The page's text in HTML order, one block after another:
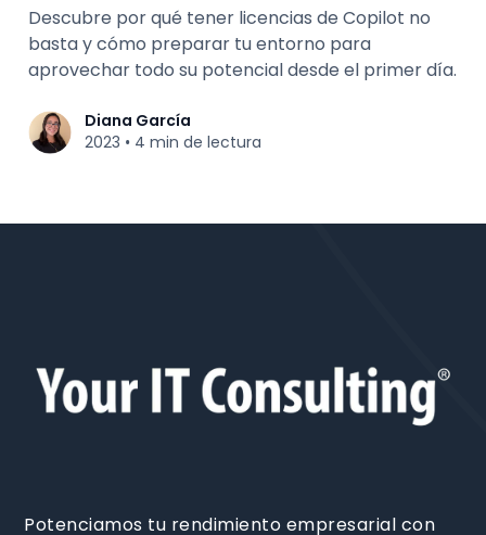
Descubre por qué tener licencias de Copilot no
basta y cómo preparar tu entorno para
aprovechar todo su potencial desde el primer día.
Diana García
2023 • 4 min de lectura
Potenciamos tu rendimiento empresarial con